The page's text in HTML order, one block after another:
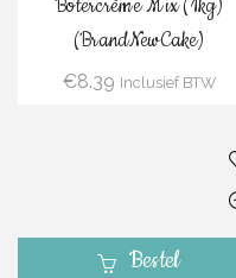
Botercrème Mix (1kg)
(BrandNewCake)
€8.39 Inclusief BTW
Bestel